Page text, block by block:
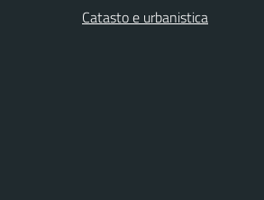
Catasto e urbanistica